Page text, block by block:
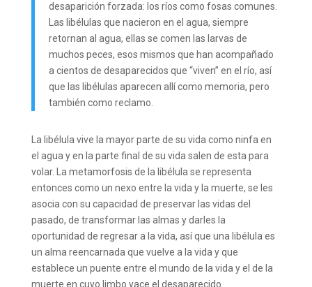
desaparición forzada: los ríos como fosas comunes.
Las libélulas que nacieron en el agua, siempre
retornan al agua, ellas se comen las larvas de
muchos peces, esos mismos que han acompañado
a cientos de desaparecidos que “viven” en el río, así
que las libélulas aparecen allí como memoria, pero
también como reclamo.
La libélula vive la mayor parte de su vida como ninfa en
el agua y en la parte final de su vida salen de esta para
volar. La metamorfosis de la libélula se representa
entonces como un nexo entre la vida y la muerte, se les
asocia con su capacidad de preservar las vidas del
pasado, de transformar las almas y darles la
oportunidad de regresar a la vida, así que una libélula es
un alma reencarnada que vuelve a la vida y que
establece un puente entre el mundo de la vida y el de la
muerte en cuyo limbo yace el desaparecido.